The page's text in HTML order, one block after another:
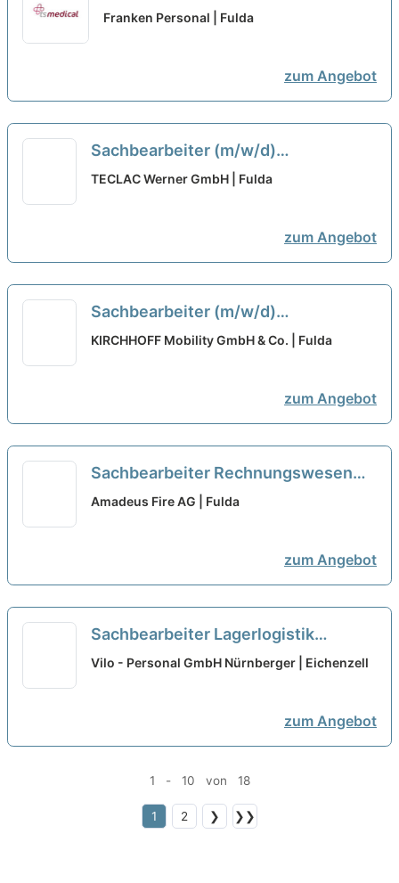
Steuerfachwirt*in /
Franken Personal | Fulda
zum Angebot
Sachbearbeiter (m/w/d)
Qualitätsvorausplanung
TECLAC Werner GmbH | Fulda
zum Angebot
Sachbearbeiter (m/w/d)
Qualitätsvorausplanung neu
KIRCHHOFF Mobility GmbH & Co. | Fulda
zum Angebot
Sachbearbeiter Rechnungswesen
(m/w/d) neu
Amadeus Fire AG | Fulda
zum Angebot
Sachbearbeiter Lagerlogistik
(m/w/d) - Direktvermittlung bei
Vilo - Personal GmbH Nürnberger | Eichenzell
zum Angebot
1 - 10 von 18
1 2 ❯ ❯❯